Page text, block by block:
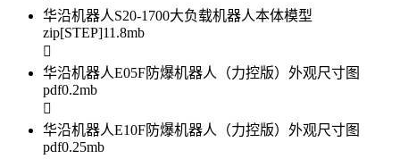
华沿机器人S20-1700大负载机器人本体模型
zip[STEP]11.8mb
华沿机器人E05F防爆机器人（力控版）外观尺寸图
pdf0.2mb
华沿机器人E10F防爆机器人（力控版）外观尺寸图
pdf0.25mb